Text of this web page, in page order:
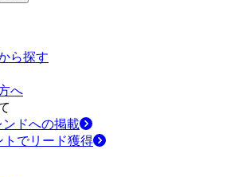
ら探す
へ
ドへの掲載
トでリード獲得